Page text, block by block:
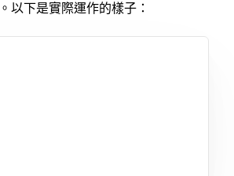
以下是實際運作的樣子：